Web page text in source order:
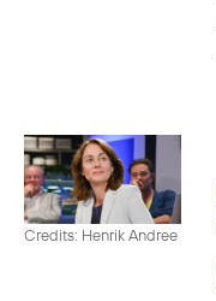
Credits: Henrik Andree